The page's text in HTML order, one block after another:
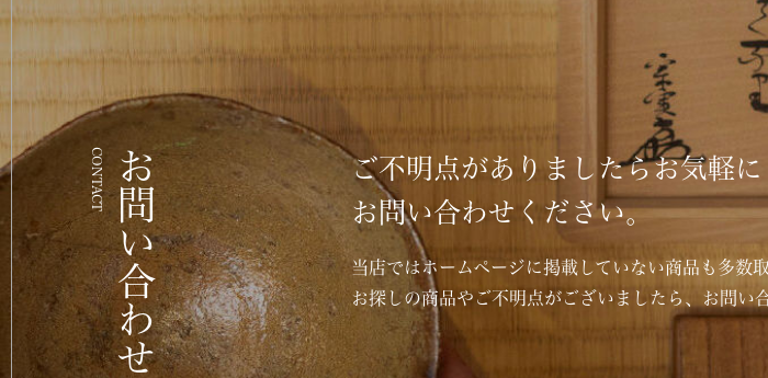
お問い合わせ
CONTACT
ご不明点がありましたらお気軽に
お問い合わせください。
当店ではホームページに掲載していない商品も多数
お探しの商品やご不明点がございましたら、お問い